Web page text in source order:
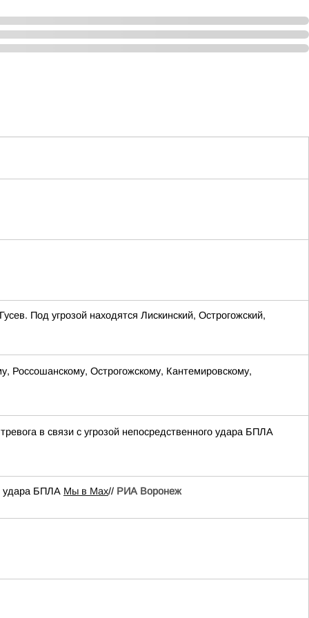
Под угрозой находятся Лискинский, Острогожский,
Россошанскому, Острогожскому, Кантемировскому,
в связи с угрозой непосредственного удара БПЛА
удара БПЛА Мы в Мах// РИА Воронеж